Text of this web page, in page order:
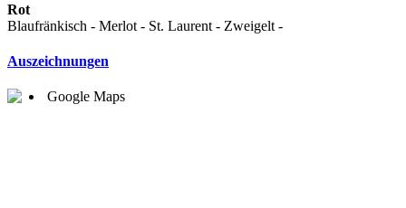
Rot
Blaufränkisch - Merlot - St. Laurent - Zweigelt -
Auszeichnungen
Google Maps